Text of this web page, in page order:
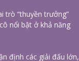
trò “thuyền trưởng”
nổi bật ở khả năng
định các giải đấu lớn,